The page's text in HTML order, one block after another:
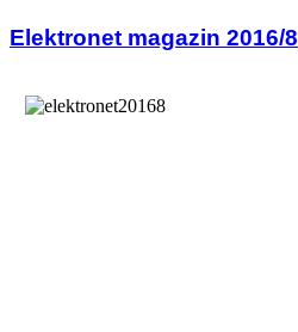
Elektronet magazin 2016/8